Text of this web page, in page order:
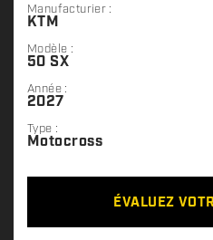
Manufacturier :
KTM
Modèle :
50 SX
Année :
2027
Type :
Motocross
ÉVALUEZ